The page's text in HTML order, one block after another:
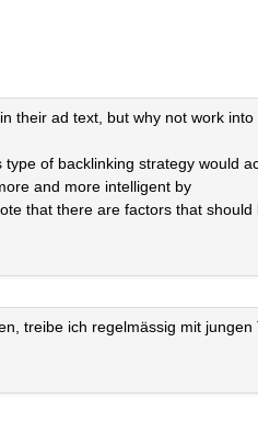
their ad text, but why not work into
of backlinking strategy would
and more intelligent by
that there are factors that should
treibe ich regelmässig mit jungen